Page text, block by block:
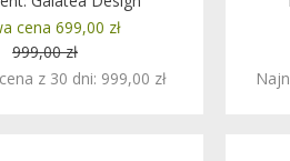
PROMOCJA
cena 699,00 zł
999,00 zł
z 30 dni: 999,00 zł